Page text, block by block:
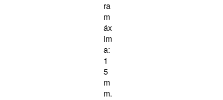
ra
m
áx
im
a:
1
5
m
m.